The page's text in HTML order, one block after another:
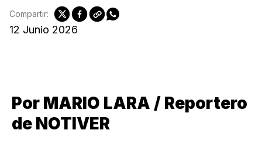
12 Junio 2026
Compartir:
Por MARIO LARA / Reportero
de NOTIVER